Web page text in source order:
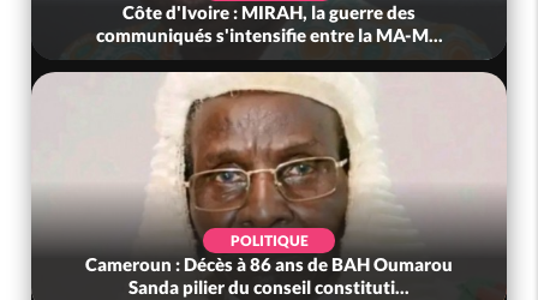
Côte d'Ivoire : MIRAH, la guerre des
communiqués s'intensifie entre la MA-M...
POLITIQUE
Cameroun : Décès à 86 ans de BAH Oumarou
Sanda pilier du conseil constituti...